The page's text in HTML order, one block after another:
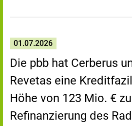
01.07.2026
Die pbb hat Cerberus
Revetas eine
Höhe von 123 Mio. €
Refinanzierung des